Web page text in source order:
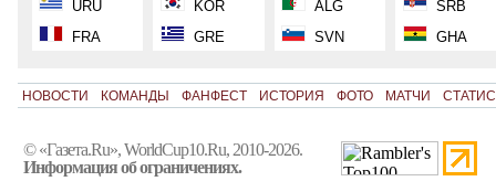
URU
FRA
KOR
GRE
ALG
SVN
SRB
GHA
НОВОСТИ КОМАНДЫ ФАНФЕСТ ИСТОРИЯ ФОТО МАТЧИ
© «Газета.Ru», WorldCup10.Ru, 2010-2026.
Информация об ограничениях.